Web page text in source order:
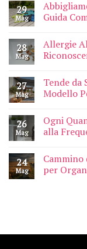
29
Mag
Guida
28
Mag
Allergie
27
Mag
Tende da
Modello
26
Mag
Ogni
alla
24
Mag
per